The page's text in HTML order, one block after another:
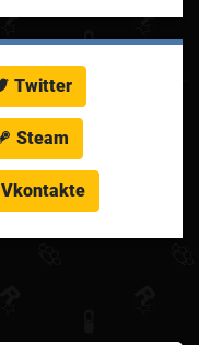
Twitter
Steam
Vkontakte